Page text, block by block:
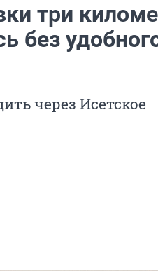
три
без
через Исетское